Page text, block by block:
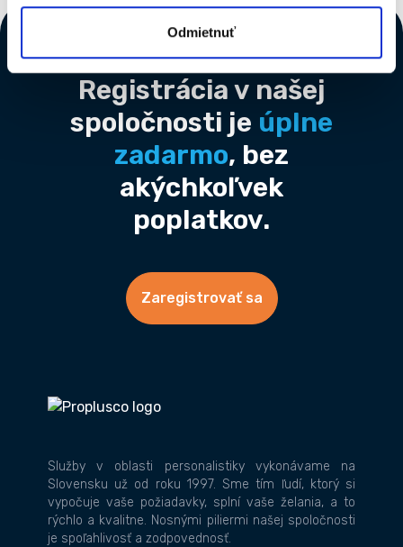
Odmietnuť
Footer
Registrácia v našej
spoločnosti je úplne
zadarmo, bez
akýchkoľvek
poplatkov.
Zaregistrovať sa
Služby v oblasti personalistiky vykonávame na
Slovensku už od roku 1997. Sme tím ľudí, ktorý si
vypočuje vaše požiadavky, splní vaše želania, a to
rýchlo a kvalitne. Nosnými piliermi našej spoločnosti
je spoľahlivosť a zodpovednosť.